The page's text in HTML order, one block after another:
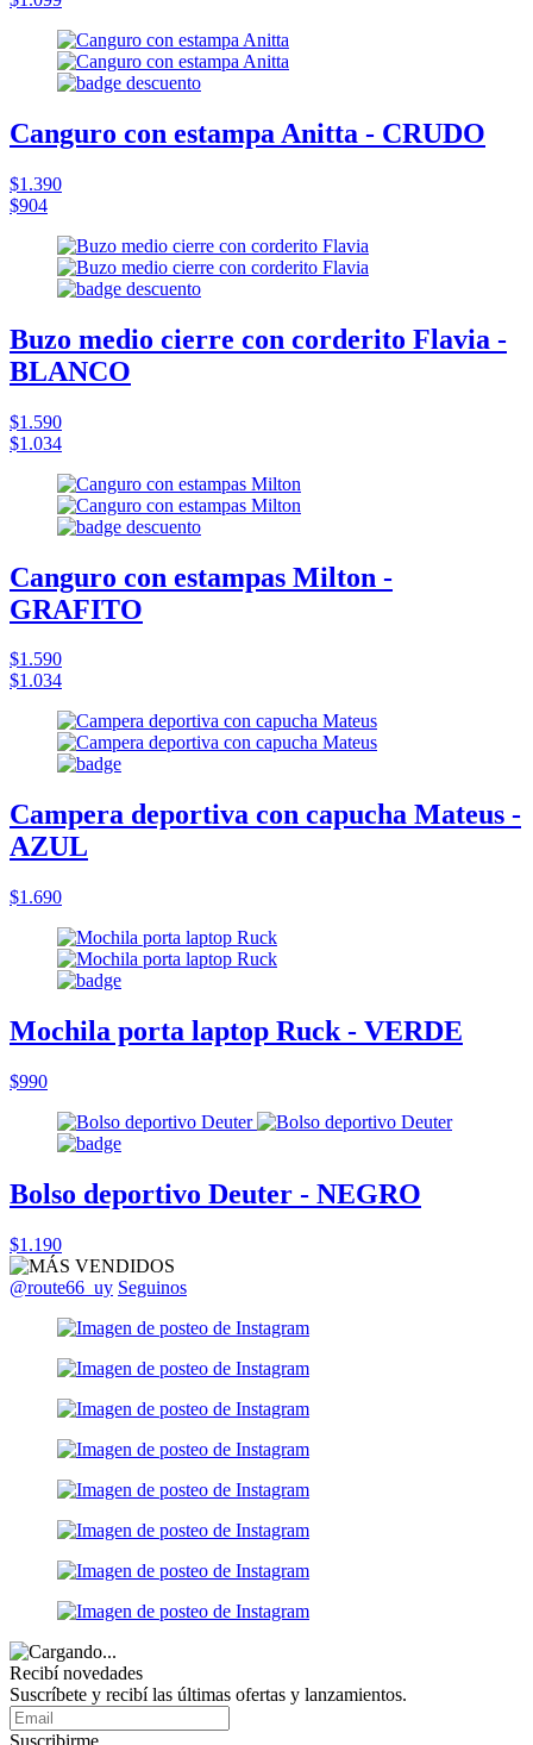
Canguro con estampa Anitta - CRUDO
$1.390
$904
Buzo medio cierre con corderito Flavia -
BLANCO
$1.590
$1.034
Canguro con estampas Milton -
GRAFITO
$1.590
$1.034
Campera deportiva con capucha Mateus -
AZUL
$1.690
Mochila porta laptop Ruck - VERDE
$990
Bolso deportivo Deuter - NEGRO
$1.190
@route66_uy Seguinos
Recibí novedades
Suscríbete y recibí las últimas ofertas y lanzamientos.
Suscribirme